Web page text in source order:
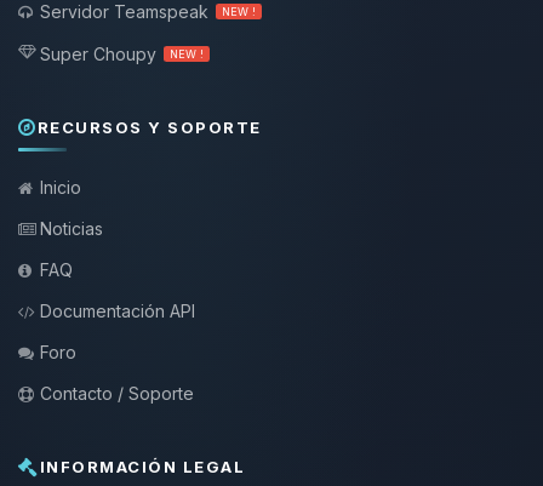
Servidor Teamspeak
NEW !
Super Choupy NEW !
RECURSOS Y SOPORTE
Inicio
Noticias
FAQ
Documentación API
Foro
Contacto / Soporte
INFORMACIÓN LEGAL